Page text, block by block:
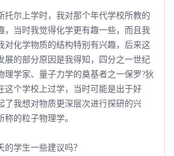
尔上学时，我对那个年代学校所教的
，当时我觉得化学更有趣一些，而且我
对化学物质的结构特别有兴趣，后来这
展的部分原因是我得知，四分之一世纪
理学家、量子力学的奠基者之一保罗?狄
这个学校上过学，当时可能是出于好
了我想对物质更深层次进行探研的兴
的粒子物理学。
学生一些建议吗？